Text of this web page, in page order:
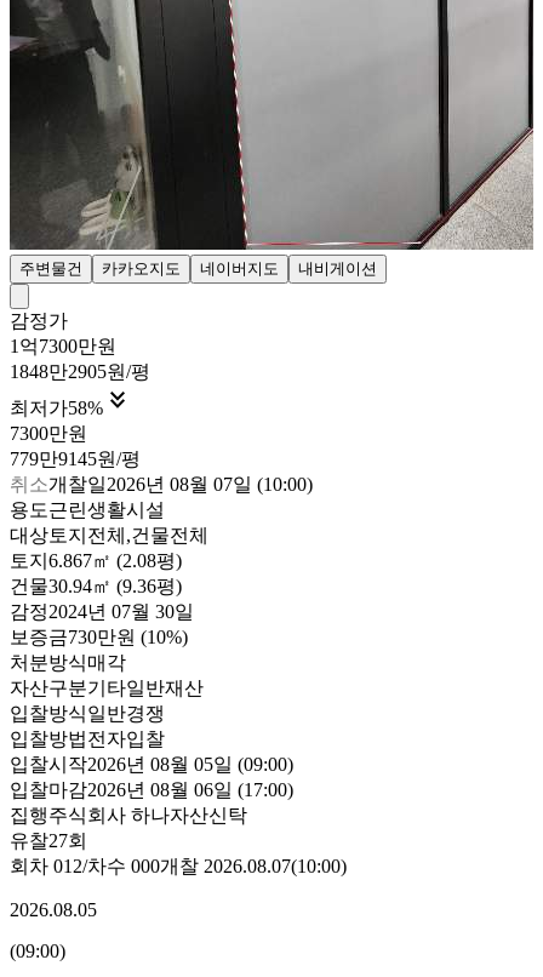
주변물건 카카오지도 네이버지도 내비게이션
감정가
1억7300만원
1848만2905원/평
최저가58% 
7300만원
779만9145원/평
취소개찰일2026년 08월 07일 (10:00)
용도근린생활시설
대상토지전체,건물전체
토지 6.867㎡ (2.08평)
건물30.94㎡ (9.36평)
감정2024년 07월 30일
보증금730만원 (10%)
처분방식매각
자산구분기타일반재산
입찰방식일반경쟁
입찰방법전자입찰
입찰시작2026년 08월 05일 (09:00)
입찰마감2026년 08월 06일 (17:00)
집행주식회사 하나자산신탁
유찰27회
회차 012/차수 000개찰 2026.08.07(10:00)
2026.08.05
(09:00)